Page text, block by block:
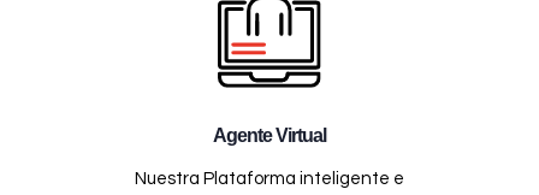
Agente Virtual
Nuestra Plataforma inteligente e